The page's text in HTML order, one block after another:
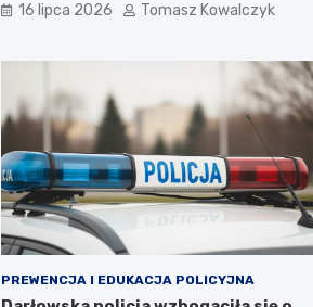
16 lipca 2026 Tomasz Kowalczyk
PREWENCJA I EDUKACJA POLICYJNA